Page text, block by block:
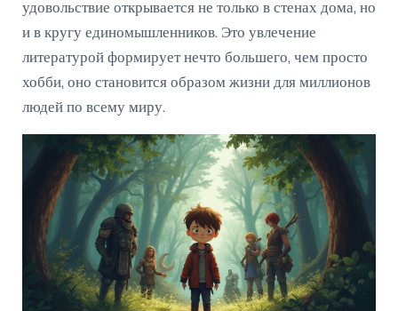
удовольствие открывается не только в стенах дома, но
и в кругу единомышленников. Это увлечение
литературой формирует нечто большего, чем просто
хобби, оно становится образом жизни для миллионов
людей по всему миру.